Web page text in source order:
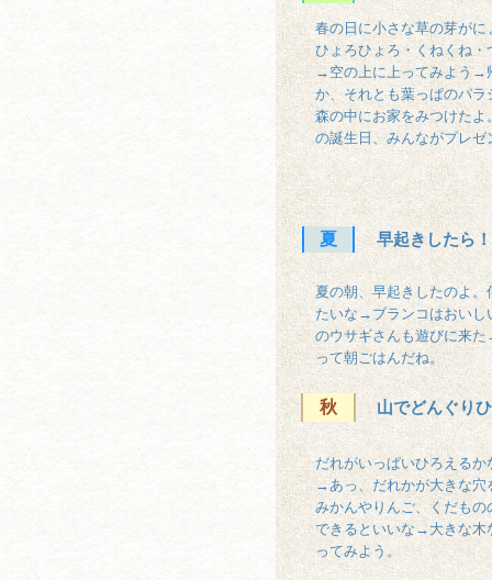
春の日に小さな草の芽が
ひょろひょろ・くねくね
→空の上に上ってみよう→
か、それとも葉っぱのパ
森の中にお家をみつけた
の誕生日、みんながプレ
夏 早起きしたら！
夏の朝、早起きしたのよ
たいな→ブランコはおい
のウサギさんも遊びに来
って朝ごはんだね。
秋 山でどんぐり
だれがいっぱいひろえるか
→あっ、だれかが大きな穴
みかんやりんご、くだも
できるといいな→大きな木
ってみよう。